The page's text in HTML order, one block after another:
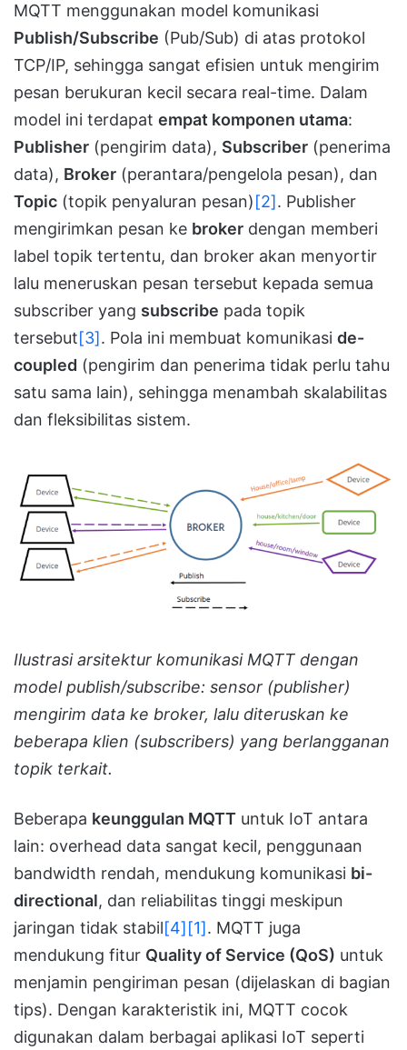
MQTT menggunakan model komunikasi
Publish/Subscribe (Pub/Sub) di atas protokol
TCP/IP, sehingga sangat efisien untuk mengirim
pesan berukuran kecil secara real-time. Dalam
model ini terdapat empat komponen utama:
Publisher (pengirim data), Subscriber (penerima
data), Broker (perantara/pengelola pesan), dan
Topic (topik penyaluran pesan)[2]. Publisher
mengirimkan pesan ke broker dengan memberi
label topik tertentu, dan broker akan menyortir
lalu meneruskan pesan tersebut kepada semua
subscriber yang subscribe pada topik
tersebut[3]. Pola ini membuat komunikasi de-
coupled (pengirim dan penerima tidak perlu tahu
satu sama lain), sehingga menambah skalabilitas
dan fleksibilitas sistem.
Ilustrasi arsitektur komunikasi MQTT dengan
model publish/subscribe: sensor (publisher)
mengirim data ke broker, lalu diteruskan ke
beberapa klien (subscribers) yang berlangganan
topik terkait.
Beberapa keunggulan MQTT untuk IoT antara
lain: overhead data sangat kecil, penggunaan
bandwidth rendah, mendukung komunikasi bi-
directional, dan reliabilitas tinggi meskipun
jaringan tidak stabil[4][1]. MQTT juga
mendukung fitur Quality of Service (QoS) untuk
menjamin pengiriman pesan (dijelaskan di bagian
tips). Dengan karakteristik ini, MQTT cocok
digunakan dalam berbagai aplikasi IoT seperti